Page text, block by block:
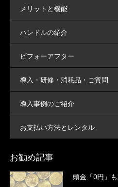
メリットと機能
ハンドルの紹介
ビフォーアフター
導入・研修・消耗品・ご質問
導入事例のご紹介
お支払い方法とレンタル
お勧め記事
頭金「0円」